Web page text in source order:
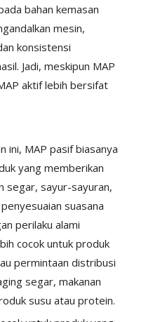
bahan kemasan
mesin,
konsistensi
Jadi, meskipun MAP
aktif lebih bersifat
ini, MAP pasif biasanya
yang memberikan
segar, sayur-sayuran,
suasana
perilaku alami
cocok untuk produk
permintaan distribusi
segar, makanan
susu atau protein.